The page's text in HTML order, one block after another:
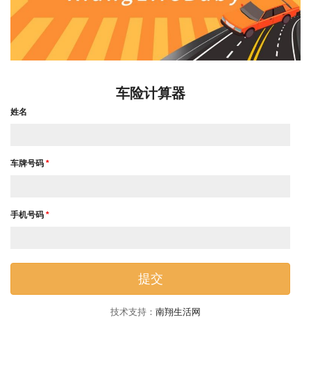
车险计算器
姓名
车牌号码 *
手机号码 *
技术支持： 南翔生活网